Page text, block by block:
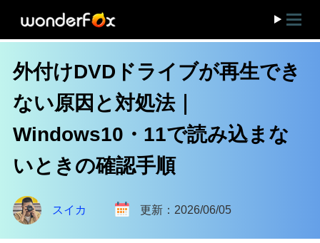
外付けDVDドライブが再生でき
ない原因と対処法｜
Windows10・11で読み込まな
いときの確認手順
スイカ 更新：2026/06/05